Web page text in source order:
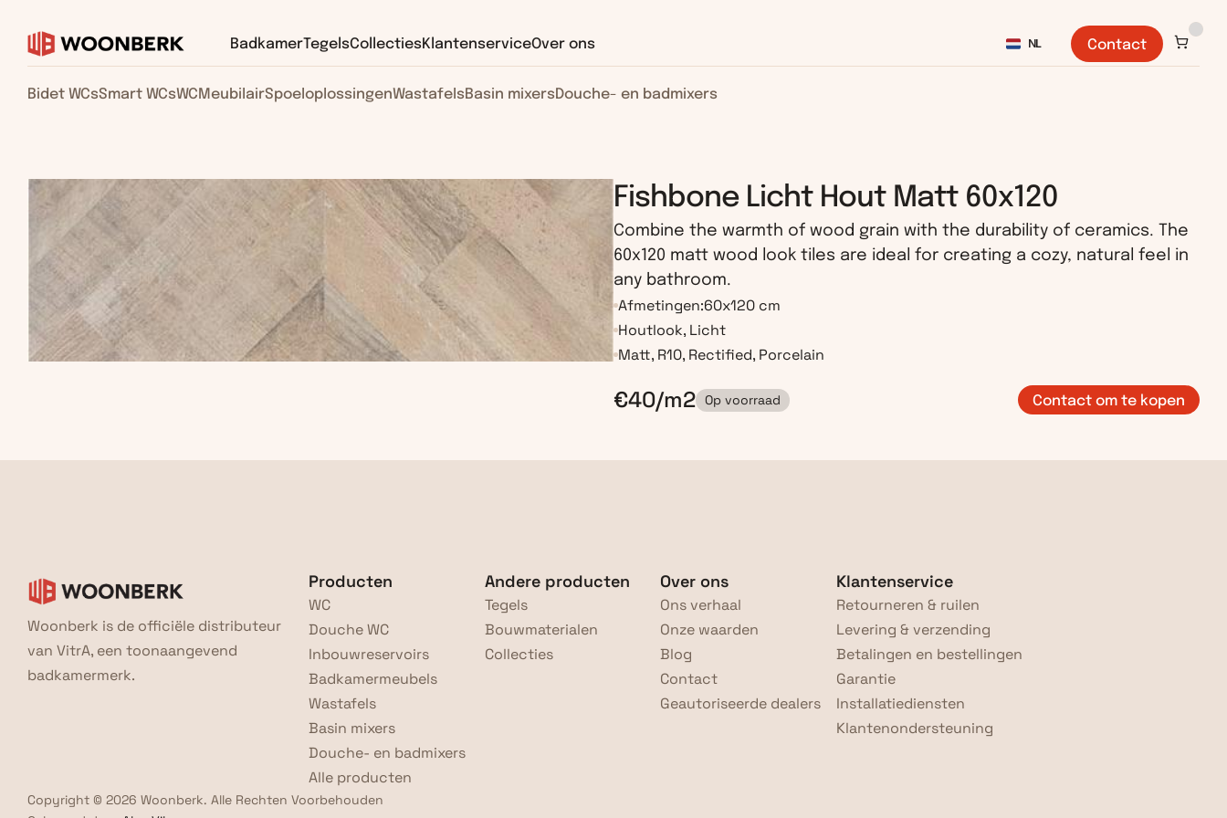
BadkamerTegelsCollectiesKlantenserviceOver ons NL Contact
Bidet WCsSmart WCsWC MeubilairSpoeloplossingenWastafelsBasin mixersDouche- en badmixers
Fishbone Licht Hout Matt 60x120
Combine the warmth of wood grain with the durability of ceramics. The
60x120 matt wood look tiles are ideal for creating a cozy, natural feel in
any bathroom.
Afmetingen:60x120 cm
Houtlook, Licht
Matt, R10, Rectified, Porcelain
€40/m2 Op voorraad Contact om te kopen
Woonberk is de officiële distributeur
van VitrA, een toonaangevend
badkamermerk.
Producten
WC
Douche WC
Inbouwreservoirs
Badkamermeubels
Wastafels
Basin mixers
Douche- en badmixers
Alle producten
Andere producten
Tegels
Bouwmaterialen
Collecties
Over ons
Ons verhaal
Onze waarden
Blog
Contact
Geautoriseerde dealers
Klantenservice
Retourneren & ruilen
Levering & verzending
Betalingen en bestellingen
Garantie
Installatiediensten
Klantenondersteuning
Copyright © 2026 Woonberk. Alle Rechten Voorbehouden